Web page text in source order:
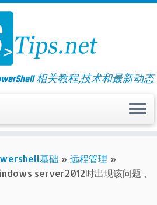
相关教程,技术和最新动态
基础 » 远程管理 »
server2012时出现该问题，